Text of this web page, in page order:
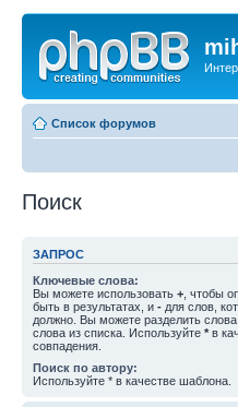
Список форумов
Поиск
ЗАПРОС
Ключевые слова:
Вы можете использовать + , чтобы
быть в результатах, и - для слов,
должно. Вы можете разделить
слова из списка. Используйте * в
совпадения.
Поиск по автору:
Используйте * в качестве шаблона.